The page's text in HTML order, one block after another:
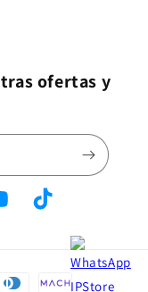
ofertas y
TikTok